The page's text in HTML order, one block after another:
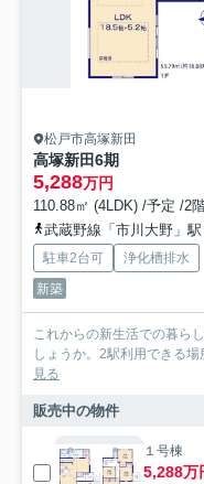
松戸市高塚新田
高塚新田6期
5,288万円
110.88㎡ (4LDK) /予定 /2
武蔵野線「市川大野」
駐車2台可
浄化槽排水
新築
これからの新生活での暮ら
しょうか。2駅利用できる
見る
販売中の物件
１号棟
5,288万